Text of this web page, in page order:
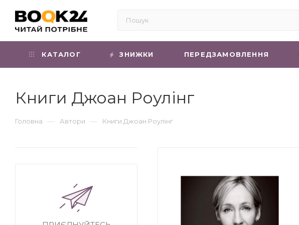
КАТАЛОГ ЗНИЖКИ ПЕРЕДЗАМОВЛЕННЯ
Книги Джоан Роулінг
Головна — Автори — Книги Джоан Роулінг